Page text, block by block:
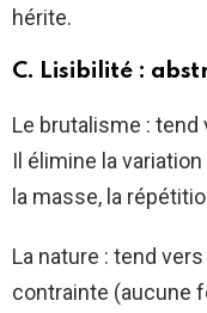
hérite.
C. Lisibilité :
Le brutalisme : tend
Il élimine la
la masse, la
La nature : tend
contrainte (aucune